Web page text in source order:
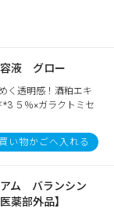
液 グロー
く透明感！酒粕エキ
５％×ガラクトミセ
買い物かごへ入れる
ム バランシン
薬部外品】